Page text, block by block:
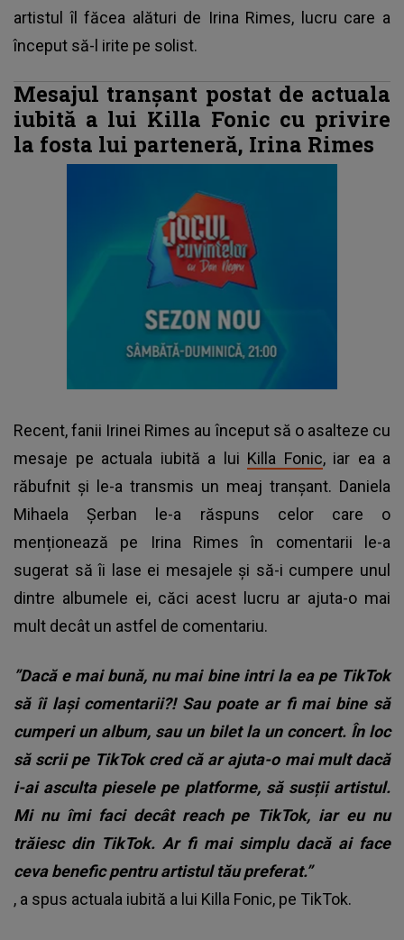
artistul îl făcea alături de Irina Rimes, lucru care a
început să-l irite pe solist.
Mesajul tranșant postat de actuala
iubită a lui Killa Fonic cu privire
la fosta lui parteneră, Irina Rimes
Recent, fanii Irinei Rimes au început să o asalteze cu
mesaje pe actuala iubită a lui Killa Fonic, iar ea a
răbufnit și le-a transmis un meaj tranșant. Daniela
Mihaela Șerban le-a răspuns celor care o
menționează pe Irina Rimes în comentarii le-a
sugerat să îi lase ei mesajele și să-i cumpere unul
dintre albumele ei, căci acest lucru ar ajuta-o mai
mult decât un astfel de comentariu.
”Dacă e mai bună, nu mai bine intri la ea pe TikTok
să îi lași comentarii?! Sau poate ar fi mai bine să
cumperi un album, sau un bilet la un concert. În loc
să scrii pe TikTok cred că ar ajuta-o mai mult dacă
i-ai asculta piesele pe platforme, să susții artistul.
Mi nu îmi faci decât reach pe TikTok, iar eu nu
trăiesc din TikTok. Ar fi mai simplu dacă ai face
ceva benefic pentru artistul tău preferat.”
, a spus actuala iubită a lui Killa Fonic, pe TikTok.